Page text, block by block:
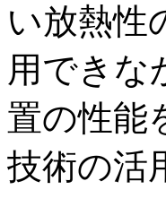
い放熱性
用できな
置の性能
技術の活